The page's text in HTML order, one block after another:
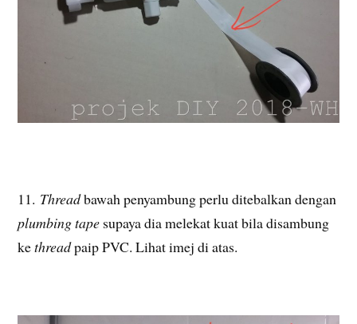
11. Threadbawah penyambung perlu ditebalkan dengan
plumbing tape supaya dia melekat kuat bila disambung
kethreadpaip PVC. Lihat imej di atas.